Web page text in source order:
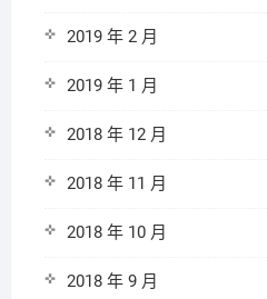
2019 年 2 月
2019 年 1 月
2018 年 12 月
2018 年 11 月
2018 年 10 月
2018 年 9 月